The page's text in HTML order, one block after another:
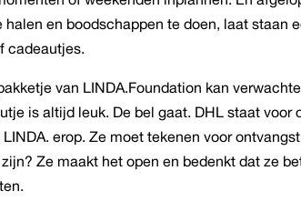
en boodschappen te doen, laat staan
cadeautjes.
van LINDA.Foundation kan
is altijd leuk. De bel gaat. DHL staat voor
erop. Ze moet tekenen voor
Ze maakt het open en bedenkt dat ze